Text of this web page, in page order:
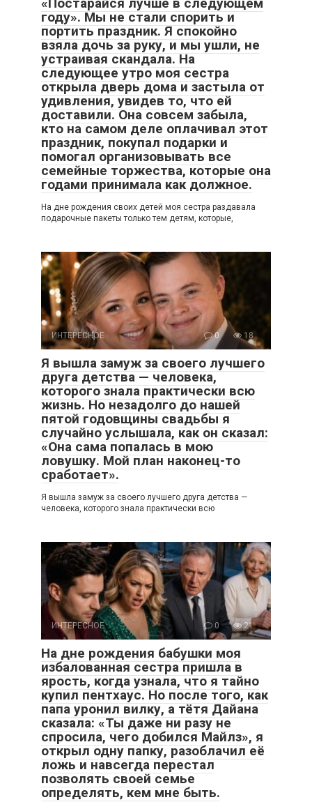
году». Мы не стали спорить и
портить праздник. Я спокойно
взяла дочь за руку, и мы ушли, не
устраивая скандала. На
следующее утро моя сестра
открыла дверь дома и застыла от
удивления, увидев то, что ей
доставили. Она совсем забыла,
кто на самом деле оплачивал этот
праздник, покупал подарки и
помогал организовывать все
семейные торжества, которые она
годами принимала как должное.
На дне рождения своих детей моя сестра раздавала
подарочные пакеты только тем детям, которые,
ИНТЕРЕСНОЕ 0 18
Я вышла замуж за своего лучшего
друга детства — человека,
которого знала практически всю
жизнь. Но незадолго до нашей
пятой годовщины свадьбы я
случайно услышала, как он сказал:
«Она сама попалась в мою
ловушку. Мой план наконец-то
сработает».
Я вышла замуж за своего лучшего друга детства —
человека, которого знала практически всю
ИНТЕРЕСНОЕ 0 21
На дне рождения бабушки моя
избалованная сестра пришла в
ярость, когда узнала, что я тайно
купил пентхаус. Но после того, как
папа уронил вилку, а тётя Дайана
сказала: «Ты даже ни разу не
спросила, чего добился Майлз», я
открыл одну папку, разоблачил её
ложь и навсегда перестал
позволять своей семье
определять, кем мне быть.